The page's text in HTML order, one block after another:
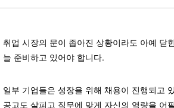
취업 시장의 문이 좁아진 상황이라도 아예 닫
늘 준비하고 있어야 합니다.
일부 기업들은 성장을 위해 채용이 진행되고
공고도 살피고 직무에 맞게 자신의 역량을 어